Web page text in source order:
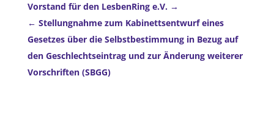
Vorstand für den LesbenRing e.V.
Stellungnahme zum Kabinettsentwurf eines
Gesetzes über die Selbstbestimmung in Bezug auf
den Geschlechtseintrag und zur Änderung weiterer
Vorschriften (SBGG)